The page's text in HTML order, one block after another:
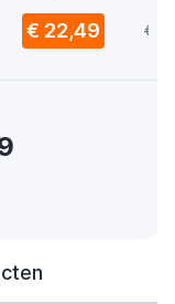
1m
€ 22,49 €